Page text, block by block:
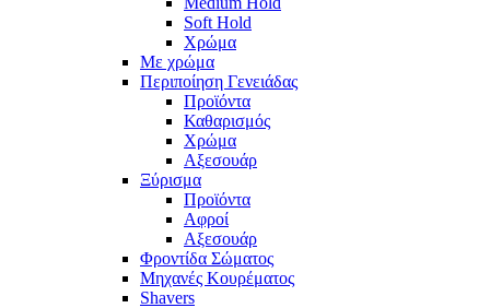
Soft Hold
Χρώμα
Με χρώμα
Περιποίηση Γενειάδας
Προϊόντα
Καθαρισμός
Χρώμα
Αξεσουάρ
Ξύρισμα
Προϊόντα
Αφροί
Αξεσουάρ
Φροντίδα Σώματος
Μηχανές Κουρέματος
Shavers